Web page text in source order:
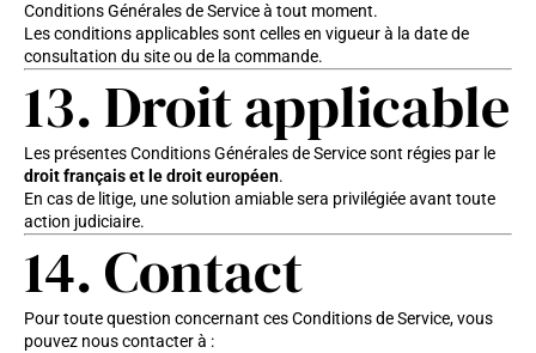
Conditions Générales de Service à tout moment.
Les conditions applicables sont celles en vigueur à la date de
consultation du site ou de la commande.
13. Droit applicable
Les présentes Conditions Générales de Service sont régies par le
droit français et le droit européen.
En cas de litige, une solution amiable sera privilégiée avant toute
action judiciaire.
14. Contact
Pour toute question concernant ces Conditions de Service, vous
pouvez nous contacter à :